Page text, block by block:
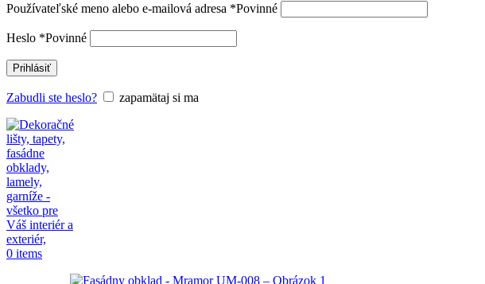
Používateľské meno alebo e-mailová adresa *Povinné
Heslo *Povinné
Prihlásiť
Zabudli ste heslo? zapamätaj si ma
0 items